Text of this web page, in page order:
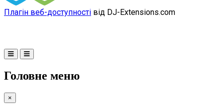
Плагін веб-доступності від DJ-Extensions.com
Головне меню
×